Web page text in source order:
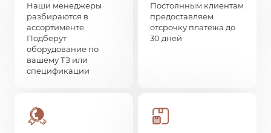
Наши менеджеры
разбираются в
ассортименте.
Подберут
оборудование по
вашему ТЗ или
спецификации
Постоянным клиентам
предоставляем
отсрочку платежа до
30 дней